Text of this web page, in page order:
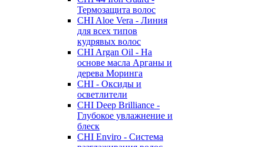
Термозащита волос
CHI Aloe Vera - Линия
для всех типов
кудрявых волос
CHI Argan Oil - На
основе масла Арганы и
дерева Моринга
CHI - Оксиды и
осветлители
CHI Deep Brilliance -
Глубокое увлажнение и
блеск
CHI Enviro - Система